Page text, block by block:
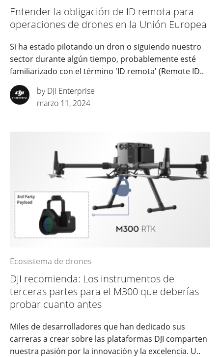
Entender la obligación de ID remota para
operaciones de drones en la Unión Europea
Si ha estado pilotando un dron o siguiendo nuestro
sector durante algún tiempo, probablemente esté
familiarizado con el término 'ID remota' (Remote ID..
by DJI Enterprise
marzo 11, 2024
Ecosistema de drones
DJI recomienda: Los instrumentos de
terceras partes para el M300 que deberías
probar cuanto antes
Miles de desarrolladores que han dedicado sus
carreras a crear sobre las plataformas DJI comparten
nuestra pasión por la innovación y la excelencia. U..